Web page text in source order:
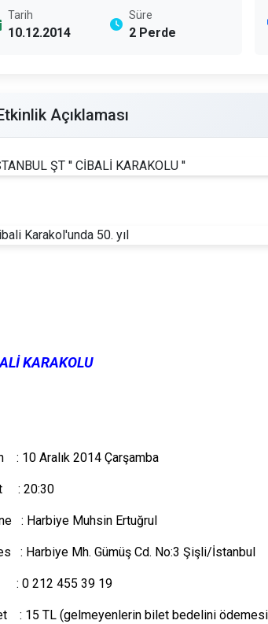
Tarih
10.12.2014
Süre
2 Perde
Açıklaması
KARAKOLU
: 10 Aralık 2014 Çarşamba
: 20:30
: Harbiye Muhsin Ertuğrul
: Harbiye Mh. Gümüş Cd. No:3 Şişli/İstanbul
0 212 455 39 19
: 15 TL (gelmeyenlerin bilet bedelini